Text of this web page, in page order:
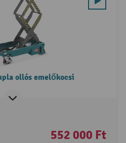
ollós emelőkocsi
552 000 Ft